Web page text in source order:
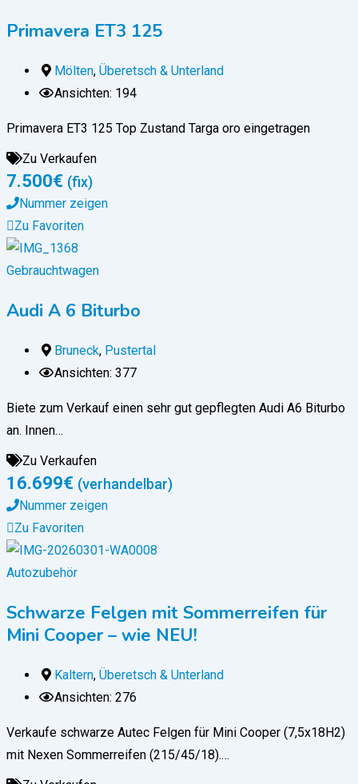
Primavera ET3 125
Mölten, Überetsch & Unterland
Ansichten: 194
Primavera ET3 125 Top Zustand Targa oro eingetragen
Zu Verkaufen
7.500€ (fix)
Nummer zeigen
Zu Favoriten
Gebrauchtwagen
Audi A 6 Biturbo
Bruneck, Pustertal
Ansichten: 377
Biete zum Verkauf einen sehr gut gepflegten Audi A6 Biturbo
an. Innen…
Zu Verkaufen
16.699€ (verhandelbar)
Nummer zeigen
Zu Favoriten
Autozubehör
Schwarze Felgen mit Sommerreifen für
Mini Cooper – wie NEU!
Kaltern, Überetsch & Unterland
Ansichten: 276
Verkaufe schwarze Autec Felgen für Mini Cooper (7,5x18H2)
mit Nexen Sommerreifen (215/45/18).…